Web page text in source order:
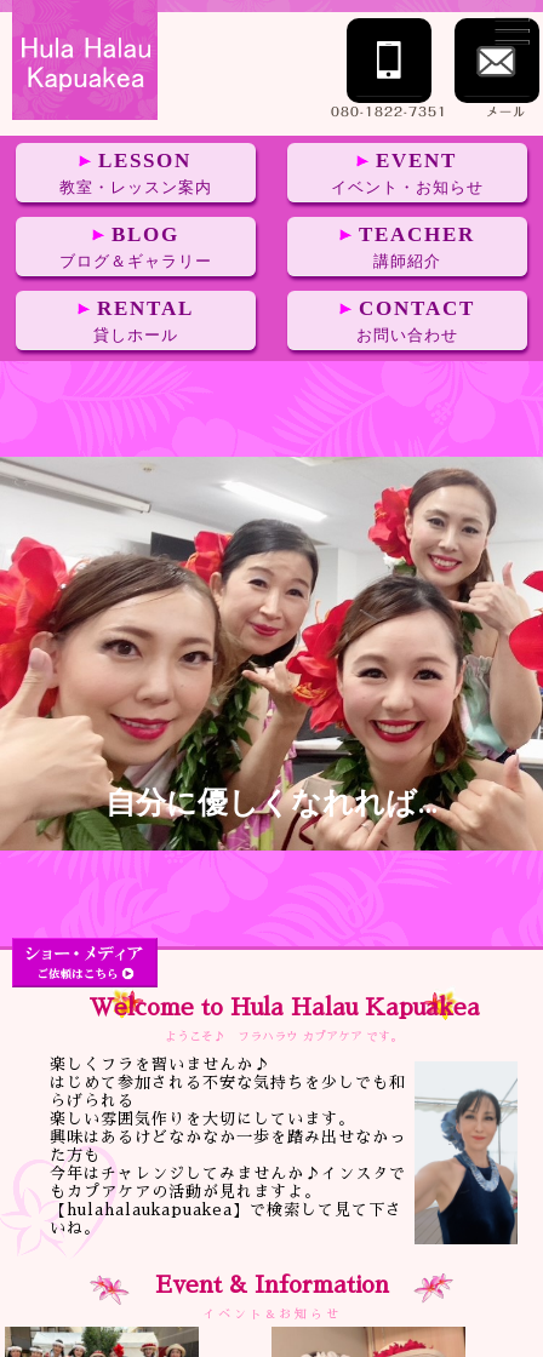
080-1822-7351 メール
LESSON
教室・レッスン案内
EVENT
イベント・お知らせ
BLOG
ブログ＆ギャラリー
TEACHER
講師紹介
RENTAL
貸しホール
CONTACT
お問い合わせ
自分に優しくなれれば…
Welcome to Hula Halau Kapuakea
ようこそ♪ フラハラウ カプアケア です。
楽しくフラを習いませんか♪
はじめて参加される不安な気持ちを少しでも和
らげられる
楽しい雰囲気作りを大切にしています。
興味はあるけどなかなか一歩を踏み出せなかっ
た方も
今年はチャレンジしてみませんか♪インスタで
もカプアケアの活動が見れますよ。
【hulahalaukapuakea】で検索して見て下さ
いね。
Event & Information
イベント&お知らせ